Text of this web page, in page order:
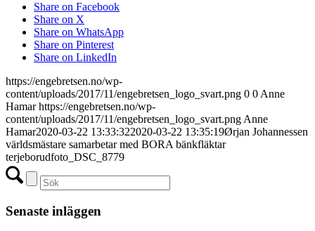
Share on Facebook
Share on X
Share on WhatsApp
Share on Pinterest
Share on LinkedIn
https://engebretsen.no/wp-
content/uploads/2017/11/engebretsen_logo_svart.png 0 0 Anne
Hamar https://engebretsen.no/wp-
content/uploads/2017/11/engebretsen_logo_svart.png Anne
Hamar2020-03-22 13:33:322020-03-22 13:35:19Ørjan Johannessen
världsmästare samarbetar med BORA bänkfläktar
terjeborudfoto_DSC_8779
Senaste inläggen